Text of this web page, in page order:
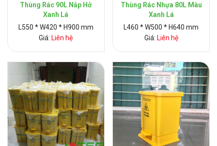
Thùng Rác 90L Nắp Hở
Xanh Lá
L550 * W420 * H900 mm
Giá: Liên hệ
Thùng Rác Nhựa 80L Màu
Xanh Lá
L460 * W500 * H640 mm
Giá: Liên hệ